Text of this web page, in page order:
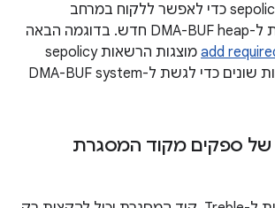
הוספת הרשאות sepolicy כדי לאפשר ללקוח במרחב
המשתמשים לגשת ל-DMA-BUF heap חדש. בדוגמה הבאה
add
מוצגות הרשאות sepolicy
שנוצרו עבור לקוחות שונים כדי לגשת ל-DMA-BUF system